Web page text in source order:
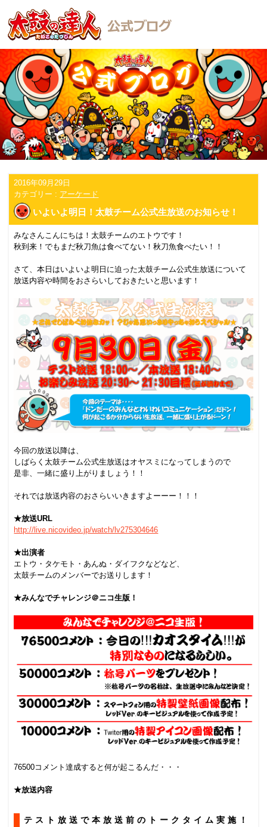
2016年09月29日
カテゴリー : アーケード
いよいよ明日！太鼓チーム公式生放送のお知らせ！
みなさんこんにちは！太鼓チームのエトウです！
秋到来！でもまだ秋刀魚は食べてない！秋刀魚食べたい！！
さて、本日はいよいよ明日に迫った太鼓チーム公式生放送について
放送内容や時間をおさらいしておきたいと思います！
今回の放送以降は、
しばらく太鼓チーム公式生放送はオヤスミになってしまうので
是非、一緒に盛り上がりましょう！！
それでは放送内容のおさらいいきますよーーー！！！
★放送URL
http://live.nicovideo.jp/watch/lv275304646
★出演者
エトウ・タケモト・あんぬ・ダイフクなどなど、
太鼓チームのメンバーでお送りします！
★みんなでチャレンジ＠ニコ生版！
76500コメント達成すると何が起こるんだ・・・
★放送内容
テスト放送で本放送前のトークタイム実施！